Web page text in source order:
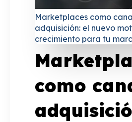
Marketplaces como
adquisición: el nuevo
crecimiento para tu
como